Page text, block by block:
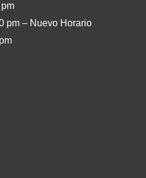
pm – Nuevo Horario